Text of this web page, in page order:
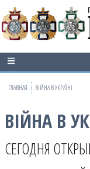
ГЛАВНАЯ ВІЙНА В УКРАЇНІ
ВІЙНА В
СЕГОДНЯ